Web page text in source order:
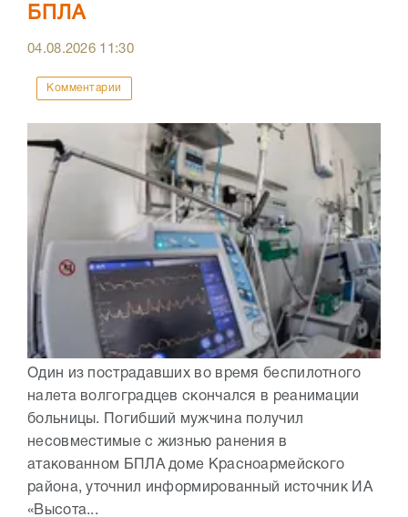
БПЛА
04.08.2026 11:30
Комментарии
Один из пострадавших во время беспилотного
налета волгоградцев скончался в реанимации
больницы. Погибший мужчина получил
несовместимые с жизнью ранения в
атакованном БПЛА доме Красноармейского
района, уточнил информированный источник ИА
«Высота...